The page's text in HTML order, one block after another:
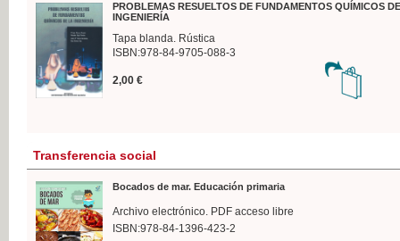
PROBLEMAS RESUELTOS DE FUNDAMENTOS QUÍMICOS
INGENIERÍA
Tapa blanda. Rústica
ISBN:978-84-9705-088-3
2,00 €
Transferencia social
Bocados de mar. Educación primaria
Archivo electrónico. PDF acceso libre
ISBN:978-84-1396-423-2